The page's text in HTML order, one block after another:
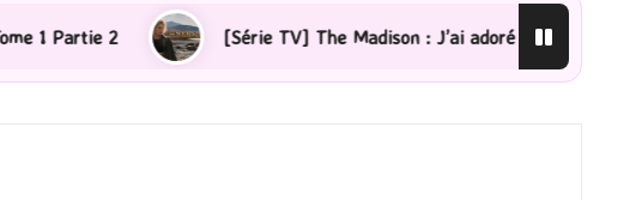
[Série TV] The Madison : J’ai adoré ! [Lecture] La